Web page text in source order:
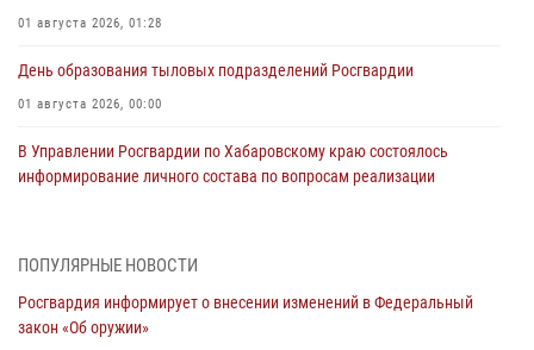
01 августа 2026, 01:28
День образования тыловых подразделений Росгвардии
01 августа 2026, 00:00
В Управлении Росгвардии по Хабаровскому краю состоялось
информирование личного состава по вопросам реализации
женщине, потерявшей сознание во время массового мероприятия
29 июля 2026, 23:24
ПОПУЛЯРНЫЕ НОВОСТИ
Росгвардия информирует о внесении изменений в Федеральный
закон «Об оружии»